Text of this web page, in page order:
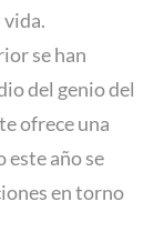
se han
del genio del
ofrece una
este año se
en torno